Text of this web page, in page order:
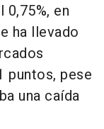
0,75%, en
ha llevado
puntos, pese
una caída